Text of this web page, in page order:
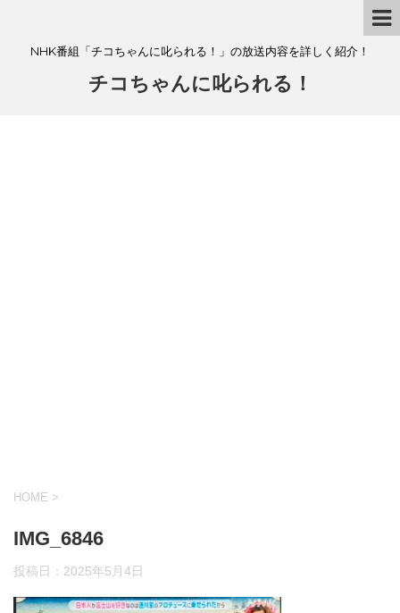
NHK番組「チコちゃんに叱られる！」の放送内容を詳しく紹介！
チコちゃんに叱られる！
HOME >
IMG_6846
投稿日： 2025年5月4日